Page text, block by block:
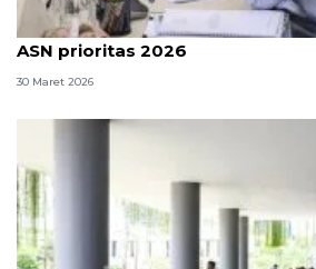
OIKN: Pembangunan kawasan
ASN prioritas 2026
30 Maret 2026